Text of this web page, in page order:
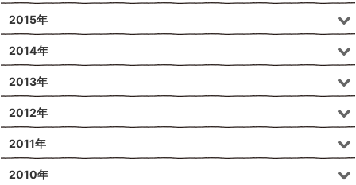
2015年
2014年
2013年
2012年
2011年
2010年